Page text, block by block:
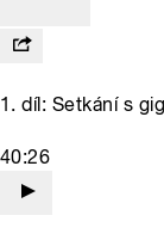
1. díl: Setkání s
40:26